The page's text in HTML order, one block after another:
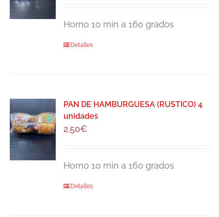
Horno 10 min a 160 grados
Detalles
PAN DE HAMBURGUESA (RUSTICO) 4
unidades
2,50€
Horno 10 min a 160 grados
Detalles